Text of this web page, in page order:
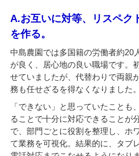
A.お互いに対等、リスペク
を作る。
中島農園では多国籍の労働者約20
が良く、居心地の良い職場です。
せていましたが、代替わりで両親
務も任せざるを得なくなりました。
「できない」と思っていたことも
ることで十分に対応できることが
で、部門ごとに役割を整理し、ホ
て業務を可視化。結果的に、タブ